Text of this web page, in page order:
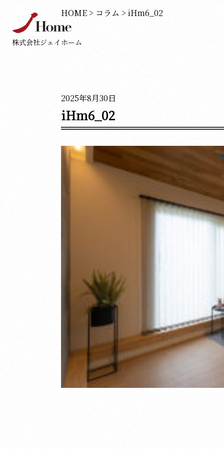
株式会社ジェイホーム
HOME > コラム > iHm6_02
2025年8月30日
iHm6_02